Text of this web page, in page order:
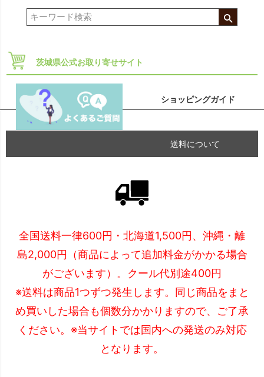
茨城県公式お取り寄せサイト
ショッピングガイド
送料について
全国送料一律600円・北海道1,500円、沖縄・離
島2,000円（商品によって追加料金がかかる場合
がございます）。クール代別途400円
※送料は商品1つずつ発生します。同じ商品をまと
め買いした場合も個数分かかりますので、ご了承
ください。※当サイトでは国内への発送のみ対応
となります。